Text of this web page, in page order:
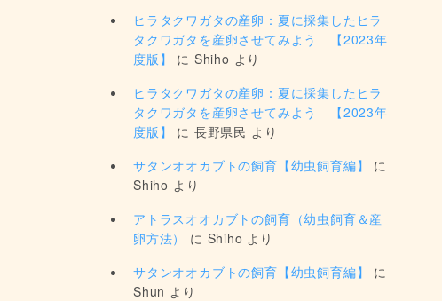
ヒラタクワガタの産卵：夏に採集したヒラ
タクワガタを産卵させてみよう 【2023年
度版】
に Shiho より
ヒラタクワガタの産卵：夏に採集したヒラ
タクワガタを産卵させてみよう 【2023年
度版】
に 長野県民 より
サタンオオカブトの飼育【幼虫飼育編】
に
Shiho より
アトラスオオカブトの飼育（幼虫飼育＆産
卵方法）
に Shiho より
サタンオオカブトの飼育【幼虫飼育編】
に
Shun より